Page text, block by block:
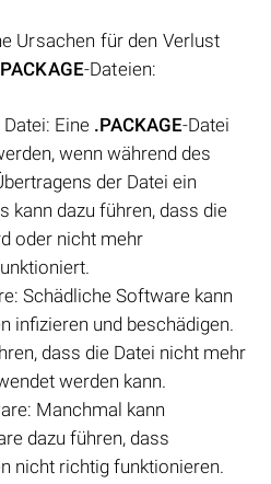
Ursachen für den Verlust
-Dateien:
Eine .PACKAGE-Datei
wenn während des
der Datei ein
kann dazu führen, dass die
oder nicht mehr
Schädliche Software kann
infizieren und beschädigen.
dass die Datei nicht mehr
werden kann.
Manchmal kann
dazu führen, dass
nicht richtig funktionieren.